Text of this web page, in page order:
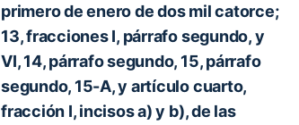
primero de enero de dos mil catorce;
13, fracciones I, párrafo segundo, y
VI, 14, párrafo segundo, 15, párrafo
segundo, 15-A, y artículo cuarto,
fracción I, incisos a) y b), de las